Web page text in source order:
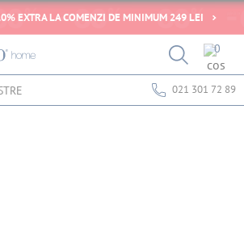
EXTRA LA COMENZI DE MINIMUM 249 LEI
0
021 301 72 89